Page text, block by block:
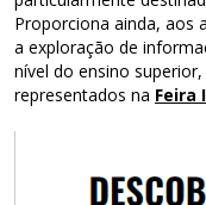
Proporciona ainda, aos
a exploração de
nível do ensino
representados na Feira